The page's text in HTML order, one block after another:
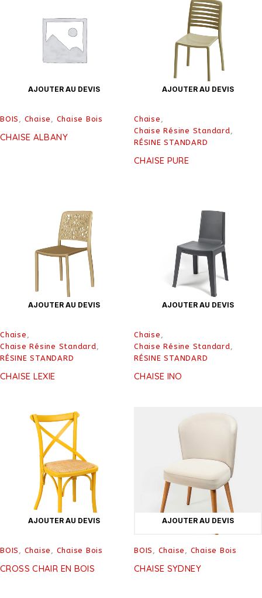
AJOUTER AU DEVIS
BOIS , Chaise , Chaise Bois
CHAISE ALBANY
AJOUTER AU DEVIS
Chaise ,
Chaise Résine Standard,
RÉSINE STANDARD
CHAISE PURE
AJOUTER AU DEVIS
Chaise ,
Chaise Résine Standard,
RÉSINE STANDARD
CHAISE LEXIE
AJOUTER AU DEVIS
Chaise ,
Chaise Résine Standard,
RÉSINE STANDARD
CHAISE INO
AJOUTER AU DEVIS
BOIS , Chaise , Chaise Bois
CROSS CHAIR EN BOIS
AJOUTER AU DEVIS
BOIS , Chaise , Chaise Bois
CHAISE SYDNEY